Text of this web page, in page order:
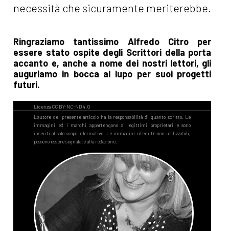
necessità che sicuramente meriterebbe.
Ringraziamo tantissimo Alfredo Citro per
essere stato ospite degli Scrittori della porta
accanto e, anche a nome dei nostri lettori, gli
auguriamo in bocca al lupo per suoi progetti
futuri.